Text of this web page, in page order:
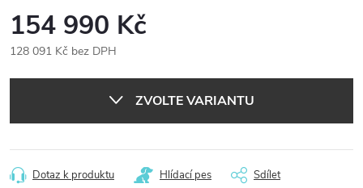
154 990 Kč
128 091 Kč bez DPH
ZVOLTE VARIANTU
Dotaz k produktu Hlídací pes Sdílet